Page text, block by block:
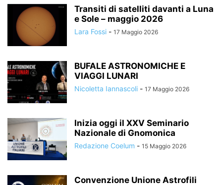
Transiti di satelliti davanti a Luna
e Sole – maggio 2026
Lara Fossi - 17 Maggio 2026
BUFALE ASTRONOMICHE E
VIAGGI LUNARI
Nicoletta Iannascoli - 17 Maggio 2026
Inizia oggi il XXV Seminario
Nazionale di Gnomonica
Redazione Coelum - 15 Maggio 2026
Convenzione Unione Astrofili